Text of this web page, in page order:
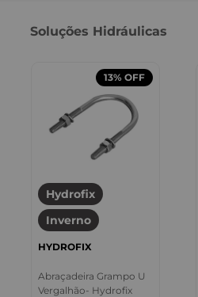
Soluções Hidráulicas
13% OFF
Hydrofix
Inverno
HYDROFIX
Abraçadeira Grampo U
Vergalhão- Hydrofix